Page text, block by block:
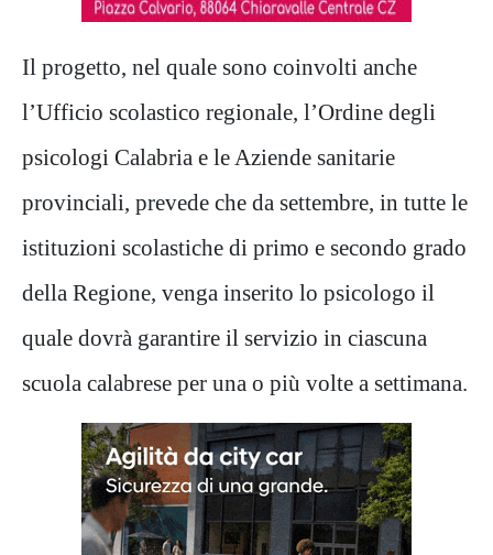
Il progetto, nel quale sono coinvolti anche
l’Ufficio scolastico regionale, l’Ordine degli
psicologi Calabria e le Aziende sanitarie
provinciali, prevede che da settembre, in tutte le
istituzioni scolastiche di primo e secondo grado
della Regione, venga inserito lo psicologo il
quale dovrà garantire il servizio in ciascuna
scuola calabrese per una o più volte a settimana.